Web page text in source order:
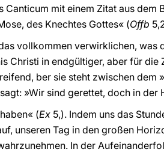
mit einem Zitat aus dem
des Knechtes Gottes« (Offb
vollkommen verwirklichen, was
Christi in endgültiger, aber für
ber sie steht zwischen dem
»Wir sind gerettet, doch in der
(Ex 5,). Indem uns das
unseren Tag in den großen
In der